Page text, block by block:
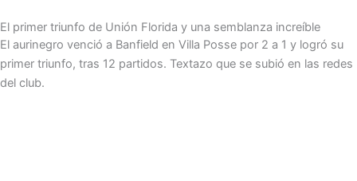
El primer triunfo de Unión Florida y una semblanza increíble
El aurinegro venció a Banfield en Villa Posse por 2 a 1 y logró su
primer triunfo, tras 12 partidos. Textazo que se subió en las redes
del club.